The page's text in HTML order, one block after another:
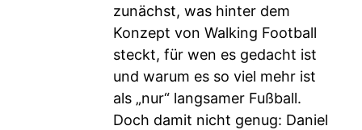
zunächst, was hinter dem
Konzept von Walking Football
steckt, für wen es gedacht ist
und warum es so viel mehr ist
als „nur“ langsamer Fußball.
Doch damit nicht genug: Daniel